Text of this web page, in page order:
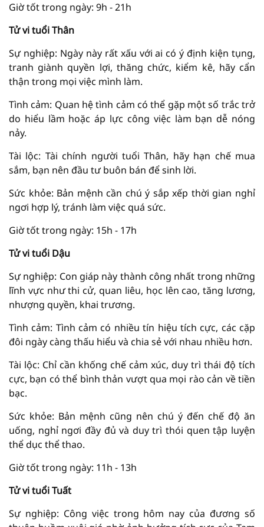
Giờ tốt trong ngày: 9h - 21h
Tử vi tuổi Thân
Sự nghiệp: Ngày này rất xấu với ai có ý định kiện tụng,
tranh giành quyền lợi, thăng chức, kiểm kê, hãy cẩn
thận trong mọi việc mình làm.
Tình cảm: Quan hệ tình cảm có thể gặp một số trắc trở
do hiểu lầm hoặc áp lực công việc làm bạn dễ nóng
nảy.
Tài lộc: Tài chính người tuổi Thân, hãy hạn chế mua
sắm, bạn nên đầu tư buôn bán để sinh lời.
Sức khỏe: Bản mệnh cần chú ý sắp xếp thời gian nghỉ
ngơi hợp lý, tránh làm việc quá sức.
Giờ tốt trong ngày: 15h - 17h
Tử vi tuổi Dậu
Sự nghiệp: Con giáp này thành công nhất trong những
lĩnh vực như thi cử, quan liêu, học lên cao, tăng lương,
nhượng quyền, khai trương.
Tình cảm: Tình cảm có nhiều tín hiệu tích cực, các cặp
đôi ngày càng thấu hiểu và chia sẻ với nhau nhiều hơn.
Tài lộc: Chỉ cần khống chế cảm xúc, duy trì thái độ tích
cực, bạn có thể bình thản vượt qua mọi rào cản về tiền
bạc.
Sức khỏe: Bản mệnh cũng nên chú ý đến chế độ ăn
uống, nghỉ ngơi đầy đủ và duy trì thói quen tập luyện
thể dục thể thao.
Giờ tốt trong ngày: 11h - 13h
Tử vi tuổi Tuất
Sự nghiệp: Công việc trong hôm nay của đương số